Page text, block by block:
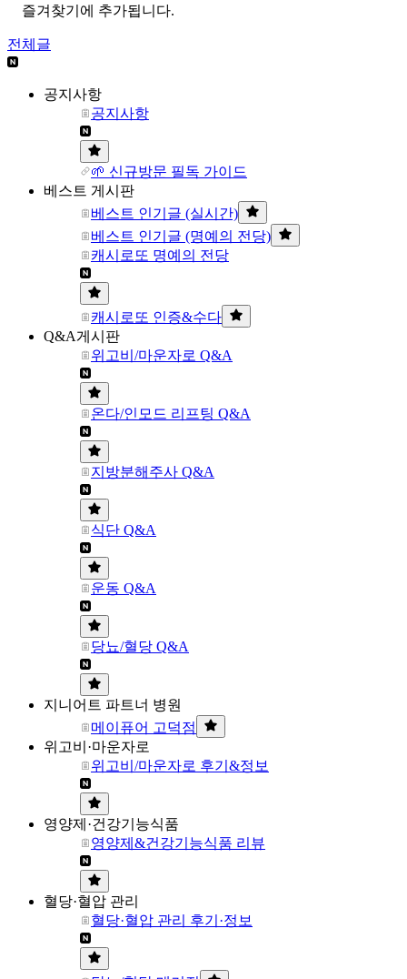
즐겨찾기에 추가됩니다.
전체글
공지사항
공지사항
🌱 신규방문 필독 가이드
베스트 게시판
베스트 인기글 (실시간)
베스트 인기글 (명예의 전당)
캐시로또 명예의 전당
캐시로또 인증&수다
Q&A게시판
위고비/마운자로 Q&A
온다/인모드 리프팅 Q&A
지방분해주사 Q&A
식단 Q&A
운동 Q&A
당뇨/혈당 Q&A
지니어트 파트너 병원
메이퓨어 고덕점
위고비·마운자로
위고비/마운자로 후기&정보
영양제·건강기능식품
영양제&건강기능식품 리뷰
혈당·혈압 관리
혈당·혈압 관리 후기·정보